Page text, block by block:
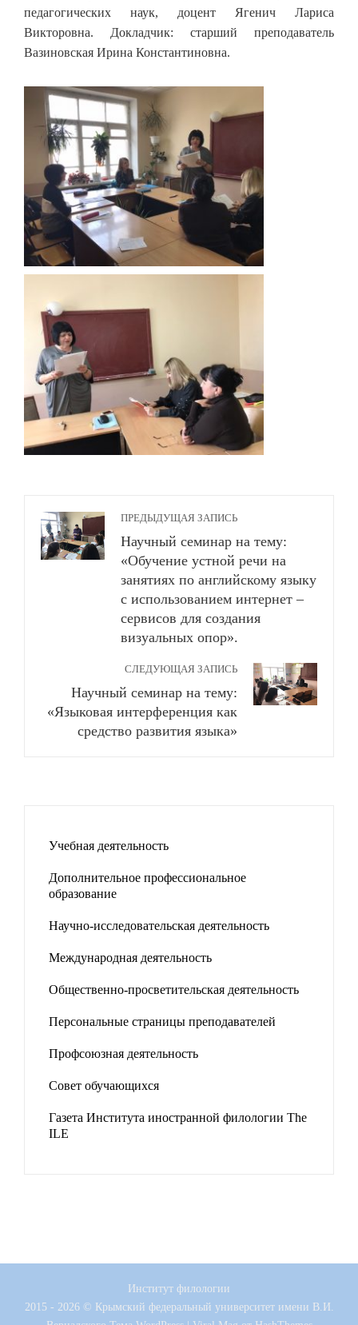
педагогических наук, доцент Ягенич Лариса
Викторовна. Докладчик: старший преподаватель
Вазиновская Ирина Константиновна.
ПРЕДЫДУЩАЯ ЗАПИСЬ
Научный семинар на тему:
«Обучение устной речи на
занятиях по английскому языку
с использованием интернет –
сервисов для создания
визуальных опор».
СЛЕДУЮЩАЯ ЗАПИСЬ
Научный семинар на тему:
«Языковая интерференция как
средство развития языка»
Учебная деятельность
Дополнительное профессиональное
образование
Научно-исследовательская деятельность
Международная деятельность
Общественно-просветительская деятельность
Персональные страницы преподавателей
Профсоюзная деятельность
Совет обучающихся
Газета Института иностранной филологии The
ILE
Институт филологии
2015 - 2026 © Крымский федеральный университет имени В.И.